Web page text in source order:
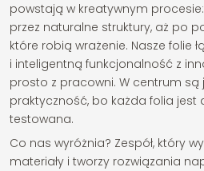
powstają w kreatywnym
przez naturalne struktury, aż po
które robią wrażenie. Nasze folie
i inteligentną funkcjonalność z
prosto z pracowni. W centrum są
praktyczność, bo każda folia jest
testowana.
Co nas wyróżnia? Zespół, który
materiały i tworzy rozwiązania